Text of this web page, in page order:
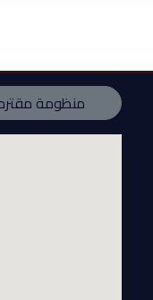
منظومة